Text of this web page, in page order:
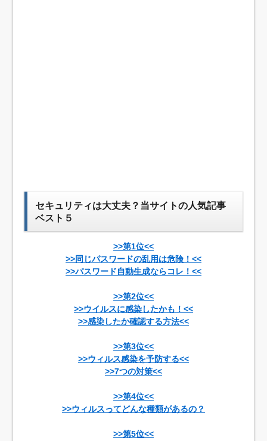
セキュリティは大丈夫？当サイトの人気記事
ベスト５
>>第1位<<
>>同じパスワードの乱用は危険！<<
>>パスワード自動生成ならコレ！<<
>>第2位<<
>>ウイルスに感染したかも！<<
>>感染したか確認する方法<<
>>第3位<<
>>ウィルス感染を予防する<<
>>7つの対策<<
>>第4位<<
>>ウィルスってどんな種類があるの？
>>第5位<<